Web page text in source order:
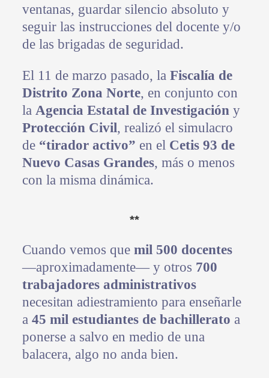
ventanas, guardar silencio absoluto y
seguir las instrucciones del docente y/o
de las brigadas de seguridad.
El 11 de marzo pasado, la Fiscalía de
Distrito Zona Norte, en conjunto con
la Agencia Estatal de Investigacióny
Protección Civil, realizó el simulacro
de “tirador activo” en el Cetis 93 de
Nuevo Casas Grandes, más o menos
con la misma dinámica.
**
Cuando vemos que mil 500 docentes
—aproximadamente— y otros 700
trabajadores administrativos
necesitan adiestramiento para enseñarle
a 45 mil estudiantes de bachillerato a
ponerse a salvo en medio de una
balacera, algo no anda bien.